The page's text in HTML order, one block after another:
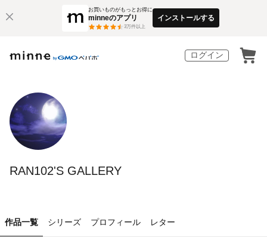
お買いものがもっとお得に
minneのアプリ
3万件以上
インストールする
ログイン
RAN102'S GALLERY
作品一覧 シリーズ プロフィール レター